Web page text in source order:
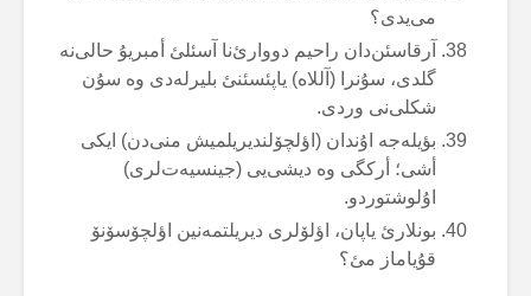
می‌یدی؟
آرقاسئن‌دان راحیم دووارئ‌نا آسئلئ أمبریۇ حالی‌نە
گلدی، سۇنرا (آللاە) یاپئسئنئ بلیرلەدی وە سۇن
شکلی‌نی وردی.
بؤیلەجە اۇندان (اؤلچۆلندیریلمیش منی‌دن) ایکی
أشی؛ أرکگی وە دیشی‌یی (جینسیەت‌لری)
اۇلوشتوردو.
بونلارئ یاپان، اؤلۆلری دیریلتمەنین اؤلچۆسۆنۆ
قۇیاماز مئ؟